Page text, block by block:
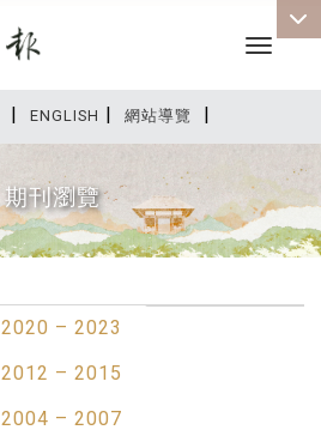
| ENGLISH | 網站導覽 |
Toggle
期刊瀏覽
2020 – 2023
2012 – 2015
2004 – 2007